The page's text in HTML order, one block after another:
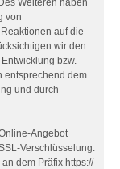
Weiteren haben
von
auf die
wir den
bzw.
entsprechend dem
und durch
Angebot
Verschlüsselung.
dem Präfix https://